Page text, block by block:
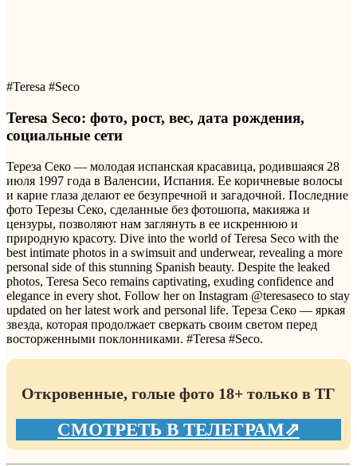
#Teresa #Seco
Teresa Seco: фото, рост, вес, дата рождения,
социальные сети
Тереза ​​Секо — молодая испанская красавица, родившаяся 28
июля 1997 года в Валенсии, Испания. Ее коричневые волосы
и карие глаза делают ее безупречной и загадочной. Последние
фото Терезы Секо, сделанные без фотошопа, макияжа и
цензуры, позволяют нам заглянуть в ее искреннюю и
природную красоту. Dive into the world of Teresa Seco with the
best intimate photos in a swimsuit and underwear, revealing a more
personal side of this stunning Spanish beauty. Despite the leaked
photos, Teresa Seco remains captivating, exuding confidence and
elegance in every shot. Follow her on Instagram @teresaseco to stay
updated on her latest work and personal life. Тереза Секо — яркая
звезда, которая продолжает сверкать своим светом перед
восторженными поклонниками. #Teresa #Seco.
Откровенные, голые фото 18+ только в ТГ
СМОТРЕТЬ В ТЕЛЕГРАМ⇗